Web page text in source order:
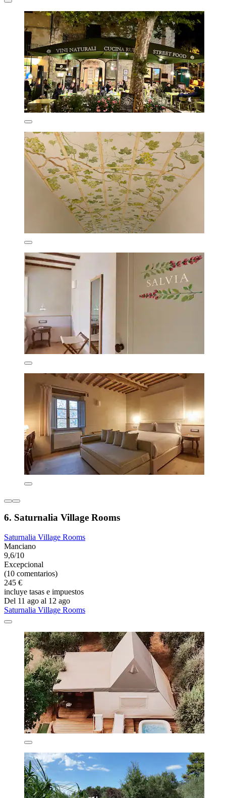
6. Saturnalia Village Rooms
Saturnalia Village Rooms
Manciano
9,6/10
Excepcional
(10 comentarios)
245 €
incluye tasas e impuestos
Del 11 ago al 12 ago
Saturnalia Village Rooms